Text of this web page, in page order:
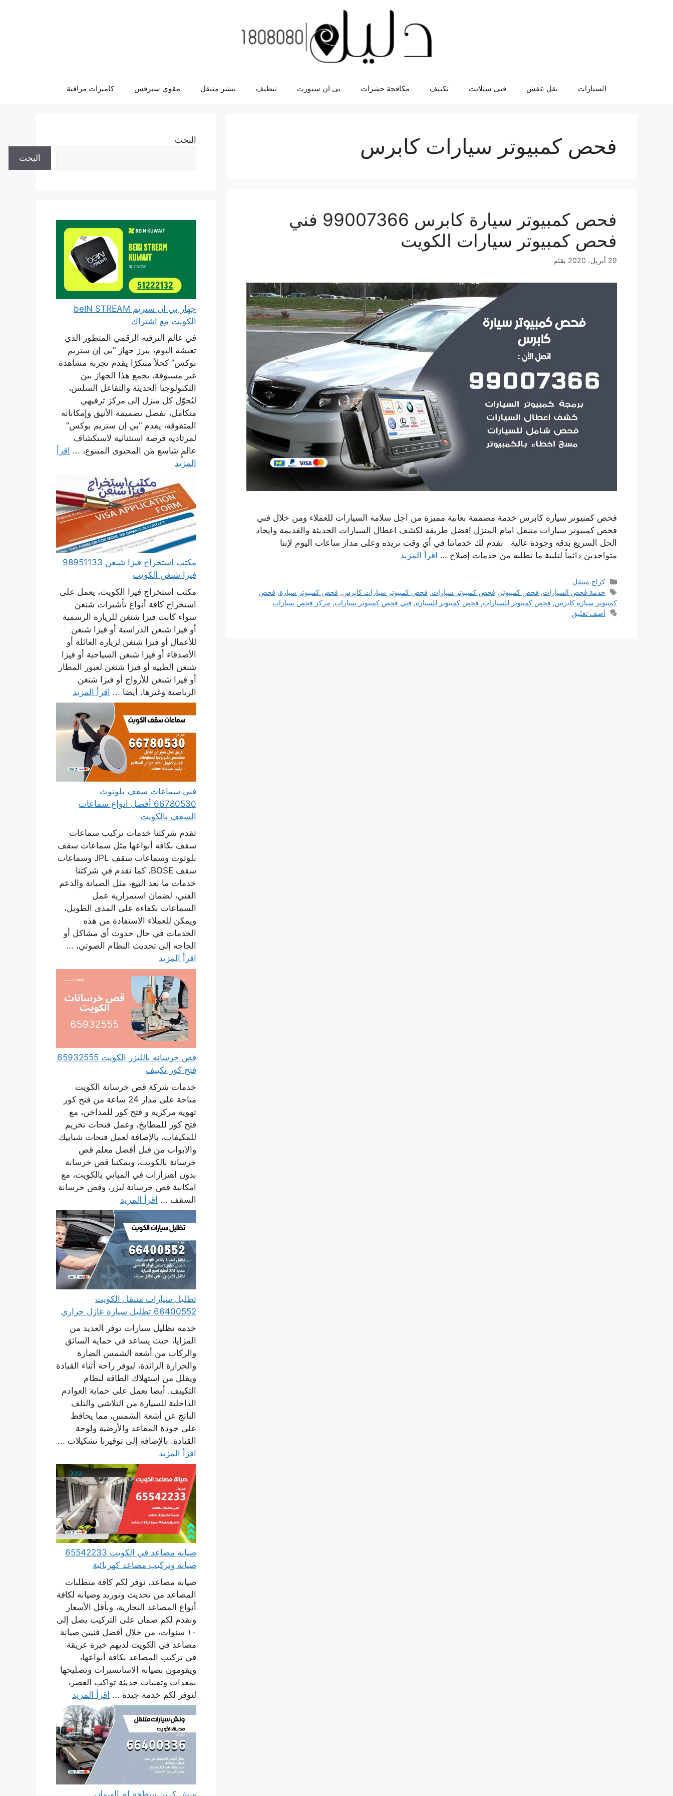
السيارات نقل عفش فني ستلايت تكييف مكافحة حشرات بي ان سبورت تنظيف بنشر متنقل مقوي سيرفس كاميرات مراقبة
فحص كمبيوتر سيارات كابرس
فحص كمبيوتر سيارة كابرس 99007366 فني
فحص كمبيوتر سيارات الكويت
29 أبريل، 2020 بقلم
فحص كمبيوتر سيارة كابرس خدمة مصممة بعانية مميزة من اجل سلامة السيارات للعملاء ومن خلال فني
فحص كمبيوتر سيارات متنقل امام المنزل افضل طريقة لكشف اعطال السيارات الحديثة والقديمة وايجاد
الحل السريع بدقة وجودة عالية نقدم لك خدماتنا في أي وقت تريده وعلى مدار ساعات اليوم لإننا
متواجدين دائماً لتلبية ما تطلبه من خدمات إصلاح … اقرأ المزيد
التصنيفات
كراج متنقل
الوسوم
خدمة فحص السيارات, فحص كمبيوتر , فحص كمبيوتر سيارات, فحص كمبيوتر سيارات كابرس, فحص كمبيوتر سيارة, فحص
كمبيوتر سيارة كابرس, فحص كمبيوتر للسيارات, فحص كمبيوتر للسيارة, فني فحص كمبيوتر سيارات, مركز فحص سيارات
أضف تعليق
البحث
البحث
جهاز بي ان ستريم beIN STREAM
الكويت مع اشتراك
في عالم الترفيه الرقمي المتطور الذي
تعيشه اليوم، يبرز جهاز “بي إن ستريم
بوكس” كحلاً مبتكرًا يقدم تجربة مشاهدة
غير مسبوقة، يجمع هذا الجهاز بين
التكنولوجيا الحديثة والتفاعل السلس،
ليُحوّل كل منزل إلى مركز ترفيهي
متكامل، بفضل تصميمه الأنيق وإمكاناته
المتفوقة، يقدم “بي إن ستريم بوكس”
لمرتاديه فرصة استثنائية لاستكشاف
عالمٍ شاسع من المحتوى المتنوع، ... اقرأ
المزيد
مكتب استخراج فيزا شنغن 98951133
فيزا شنغن الكويت
مكتب استخراج فيزا الكويت، يعمل على
استخراج كافة أنواع تأشيرات شنغن
سواء كانت فيزا شنغن للزيارة الرسمية
أو فيزا شنغن الدراسية أو فيزا شنغن
للأعمال أو فيزا شنغن لزيارة العائلة أو
الأصدقاء أو فيزا شنغن السياحية أو فيزا
شنغن الطبية أو فيزا شنغن لعبور المطار
أو فيزا شنغن للأزواج أو فيزا شنغن
الرياضية وغيرها. أيضا ... اقرأ المزيد
فني سماعات سقف بلوتوث
66780530 أفضل انواع سماعات
السقف بالكويت
تقدم شركتنا خدمات تركيب سماعات
سقف بكافة أنواعها مثل سماعات سقف
بلوتوث وسماعات سقف JPL وسماعات
سقف BOSE، كما نقدم في شركتنا
خدمات ما بعد البيع، مثل الصيانة والدعم
الفني، لضمان استمرارية عمل
السماعات بكفاءة على المدى الطويل،
ويمكن للعملاء الاستفادة من هذه
الخدمات في حال حدوث أي مشاكل أو
الحاجة إلى تحديث النظام الصوتي، ...
اقرأ المزيد
قص خرسانه بالليزر الكويت 65932555
فتح كور تكييف
خدمات شركة قص خرسانة الكويت
متاحة على مدار 24 ساعة من فتح كور
تهوية مركزية و فتح كور للمداخن، مع
فتح كور للمطابخ، وعمل فتحات تخريم
للمكيفات، بالإضافة لعمل فتحات شبابيك
والابواب من قبل أفضل معلم قص
خرسانة بالكويت، ويمكننا قص خرسانة
بدون اهتزازات في المباني بالكويت، مع
امكانية قص خرسانة ليزر، وقص خرسانة
السقف ... اقرأ المزيد
تظليل سيارات متنقل الكويت
66400552 تظليل سيارة عازل حراري
خدمة تظليل سيارات توفر العديد من
المزايا، حيث يساعد في حماية السائق
والركاب من أشعة الشمس الضارة
والحرارة الزائدة، ليوفر راحة أثناء القيادة
ويقلل من استهلاك الطاقة لنظام
التكييف. أيضا يعمل على حماية العوادم
الداخلية للسيارة من التلاشي والتلف
الناتج عن أشعة الشمس، مما يحافظ
على جودة المقاعد والأرضية ولوحة
القيادة. بالإضافة إلى توفيرنا تشكيلات ...
اقرأ المزيد
صيانة مصاعد في الكويت 65542233
صيانة وتركيب مصاعد كهربائية
صيانة مصاعد، نوفر لكم كافة متطلبات
المصاعد من تحديث وتوريد وصيانة لكافة
أنواع المصاعد التجارية، وبأقل الأسعار
ونقدم لكم ضمان على التركيب يصل إلى
١٠ سنوات، من خلال أفضل فنيين صيانة
مصاعد في الكويت لديهم خبرة عريقة
في تركيب المصاعد بكافة أنواعها،
ويقومون بصيانة الاسانسيرات وتصليحها
بمعدات وتقنيات حديثة تواكب العصر،
لنوفر لكم خدمة جيدة ... اقرأ المزيد
ونش كرين سطحة ام الهيمان